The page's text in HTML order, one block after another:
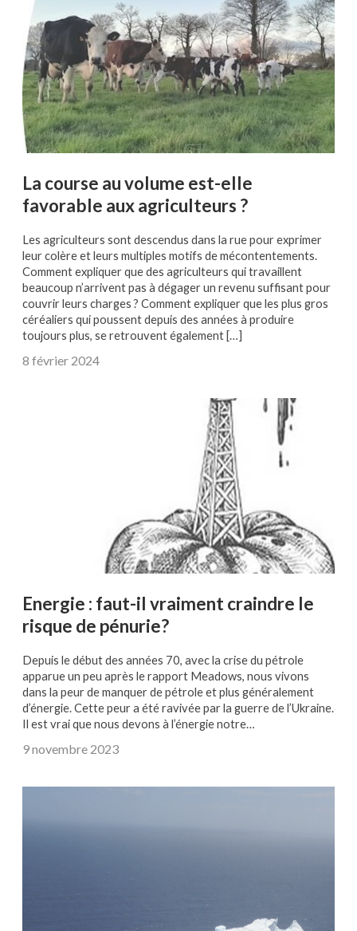
La course au volume est-elle
favorable aux agriculteurs ?
Les agriculteurs sont descendus dans la rue pour exprimer
leur colère et leurs multiples motifs de mécontentements.
Comment expliquer que des agriculteurs qui travaillent
beaucoup n’arrivent pas à dégager un revenu suffisant pour
couvrir leurs charges ? Comment expliquer que les plus gros
céréaliers qui poussent depuis des années à produire
toujours plus, se retrouvent également […]
8 février 2024
Energie : faut-il vraiment craindre le
risque de pénurie?
Depuis le début des années 70, avec la crise du pétrole
apparue un peu après le rapport Meadows, nous vivons
dans la peur de manquer de pétrole et plus généralement
d’énergie. Cette peur a été ravivée par la guerre de l’Ukraine.
Il est vrai que nous devons à l’énergie notre…
9 novembre 2023